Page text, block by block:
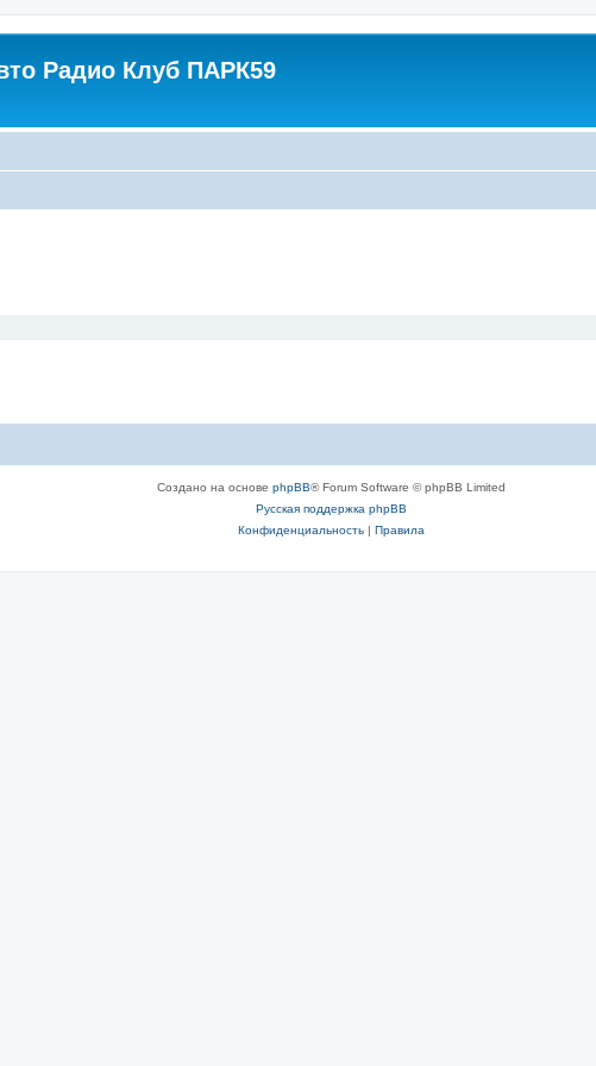
Радио Клуб ПАРК59
Создано на основе phpBB® Forum Software © phpBB Limited
Русская поддержка phpBB
Конфиденциальность| Правила